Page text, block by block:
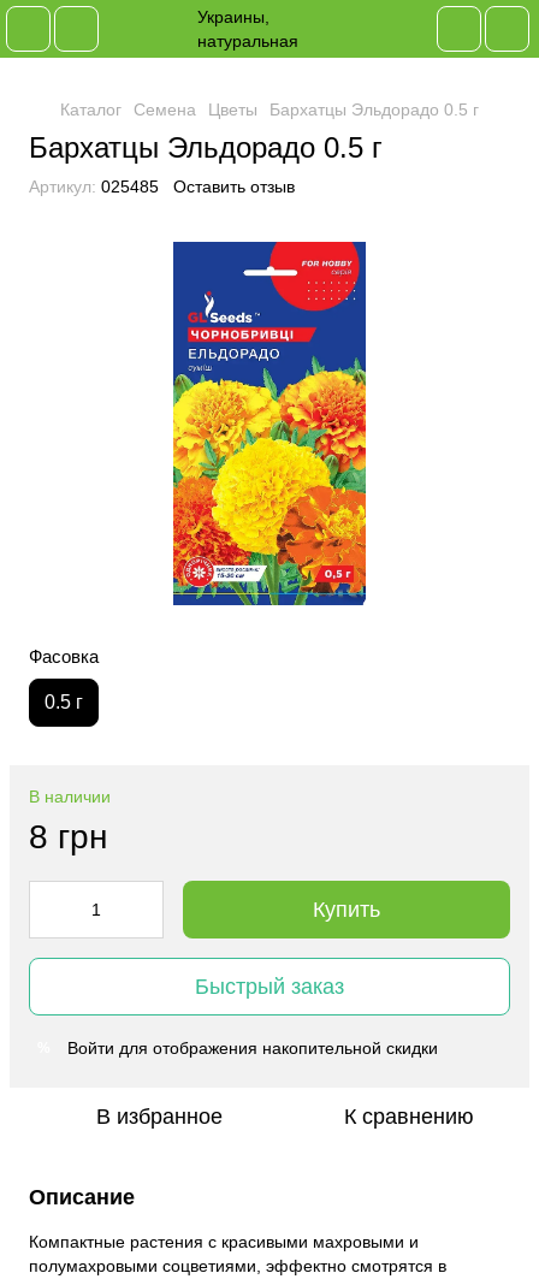
Каталог Семена Цветы Бархатцы Эльдорадо 0.5 г
Бархатцы Эльдорадо 0.5 г
Артикул: 025485 Оставить отзыв
Фасовка
0.5 г
В наличии
8 грн
Купить
Быстрый заказ
Войти для отображения накопительной скидки
В избранное К сравнению
Описание
Компактные растения с красивыми махровыми и
полумахровыми соцветиями, эффектно смотрятся в